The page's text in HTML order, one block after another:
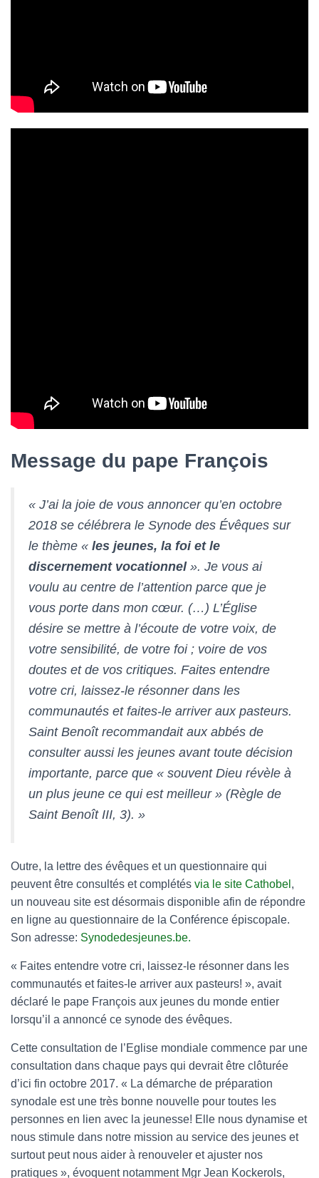
Message du pape François
« J’ai la joie de vous annoncer qu’en octobre
2018 se célébrera le Synode des Évêques sur
le thème « les jeunes, la foi et le
discernement vocationnel». Je vous ai
voulu au centre de l’attention parce que je
vous porte dans mon cœur. (…) L’Église
désire se mettre à l’écoute de votre voix, de
votre sensibilité, de votre foi ; voire de vos
doutes et de vos critiques. Faites entendre
votre cri, laissez-le résonner dans les
communautés et faites-le arriver aux pasteurs.
Saint Benoît recommandait aux abbés de
consulter aussi les jeunes avant toute décision
importante, parce que « souvent Dieu révèle à
un plus jeune ce qui est meilleur » (Règle de
Saint Benoît III, 3). »
Outre, la lettre des évêques et un questionnaire qui
peuvent être consultés et complétés via le site Cathobel ,
un nouveau site est désormais disponible afin de répondre
en ligne au questionnaire de la Conférence épiscopale.
Son adresse: Synodedesjeunes.be.
« Faites entendre votre cri, laissez-le résonner dans les
communautés et faites-le arriver aux pasteurs! », avait
déclaré le pape François aux jeunes du monde entier
lorsqu’il a annoncé ce synode des évêques.
Cette consultation de l’Eglise mondiale commence par une
consultation dans chaque pays qui devrait être clôturée
d’ici fin octobre 2017. « La démarche de préparation
synodale est une très bonne nouvelle pour toutes les
personnes en lien avec la jeunesse! Elle nous dynamise et
nous stimule dans notre mission au service des jeunes et
surtout peut nous aider à renouveler et ajuster nos
pratiques », évoquent notamment Mgr Jean Kockerols,